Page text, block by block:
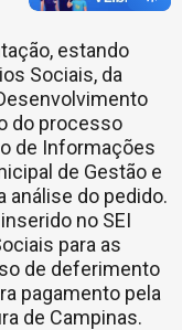
estando
Sociais, da
do processo
de Informações
de Gestão e
análise do pedido.
no SEI
para as
de deferimento
pagamento pela
de Campinas.